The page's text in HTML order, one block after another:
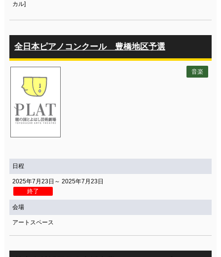
カル]
全日本ピアノコンクール 豊橋地区予選
音楽
日程
2025年7月23日～ 2025年7月23日
終了
会場
アートスペース